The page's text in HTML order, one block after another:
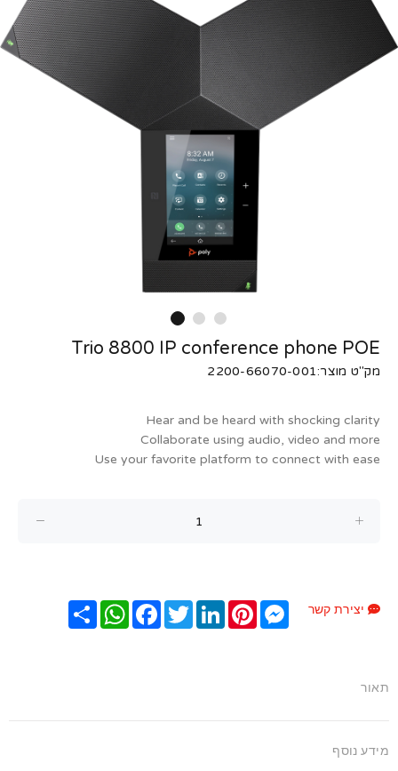
Trio 8800 IP conference phone POE
מק"ט מוצר:2200-66070-001
Hear and be heard with shocking clarity
Collaborate using audio, video and more
Use your favorite platform to connect with ease
יצירת קשר שתף
WhatsAppFacebookTwitterLinkedInPinterest
Messenger
תאור
מידע נוסף